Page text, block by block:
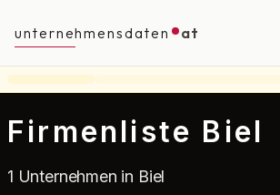
unternehmensdaten at
Firmenliste Biel
1 Unternehmen in Biel